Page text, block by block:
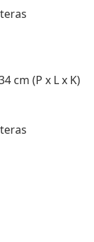
cm (P x L x K)